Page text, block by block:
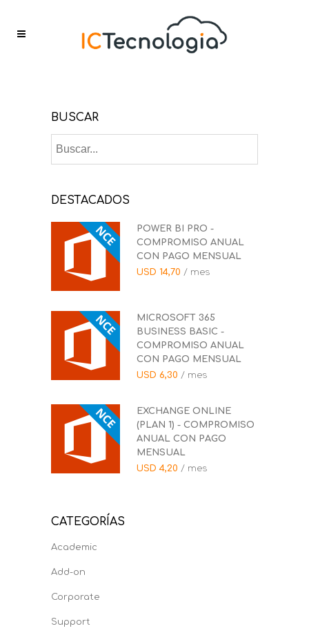
BUSCAR
DESTACADOS
POWER BI PRO -
COMPROMISO ANUAL
CON PAGO MENSUAL
USD 14,70 / mes
MICROSOFT 365
BUSINESS BASIC -
COMPROMISO ANUAL
CON PAGO MENSUAL
USD 6,30 / mes
EXCHANGE ONLINE
(PLAN 1) - COMPROMISO
ANUAL CON PAGO
MENSUAL
USD4,20 / mes
CATEGORÍAS
Academic
Add-on
Corporate
Support